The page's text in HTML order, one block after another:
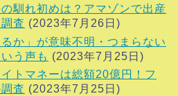
馴れ初めは？アマゾンで出産
査 (2023年7月26日)
るか」が意味不明・つまらない
う声も (2023年7月25日)
トマネーは総額20億円！フ
査 (2023年7月25日)